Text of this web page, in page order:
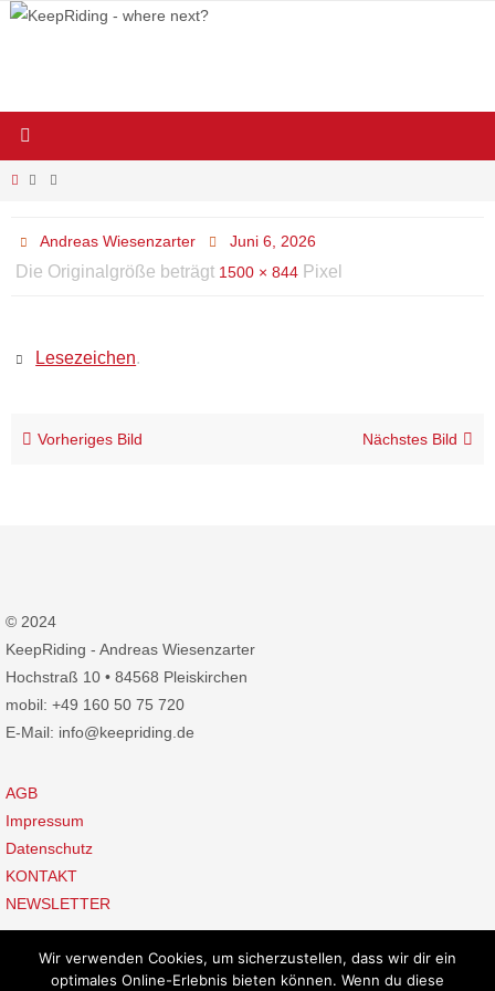
Zum
Start
Andreas Wiesenzarter Juni 6, 2026
Die Originalgröße beträgt 1500 × 844 Pixel
Lesezeichen.
Vorheriges Bild Nächstes Bild
© 2024
KeepRiding - Andreas Wiesenzarter
Hochstraß 10 • 84568 Pleiskirchen
mobil: +49 160 50 75 720
E-Mail: info@keepriding.de
AGB
Impressum
Datenschutz
KONTAKT
NEWSLETTER
Wir verwenden Cookies, um sicherzustellen, dass wir dir ein
optimales Online-Erlebnis bieten können. Wenn du diese